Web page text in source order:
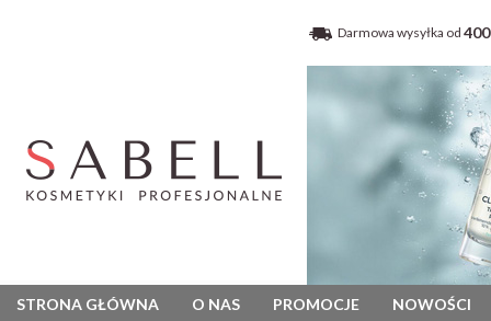
Darmowa wysyłka od 400
STRONA GŁÓWNA O NAS PROMOCJE NOWOŚCI